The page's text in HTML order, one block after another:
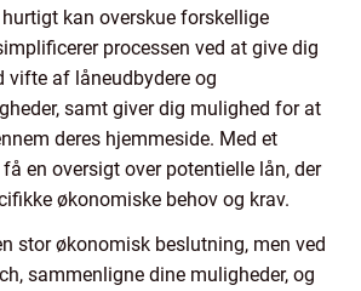
kan overskue forskellige
processen ved at give dig
vifte af låneudbydere og
samt giver dig mulighed for at
deres hjemmeside. Med et
en oversigt over potentielle lån, der
økonomiske behov og krav.
stor økonomisk beslutning, men ved
sammenligne dine muligheder, og